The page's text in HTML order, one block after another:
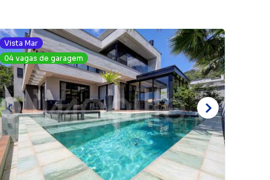
Vista Mar
04 vagas de garagem